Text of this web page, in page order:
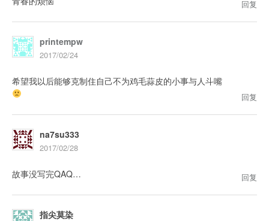
回复
printempw
2017/02/24
希望我以后能够克制住自己不为鸡毛蒜皮的小事与人斗嘴
回复
na7su333
2017/02/28
故事没写完QAQ… 回复
指尖莫染